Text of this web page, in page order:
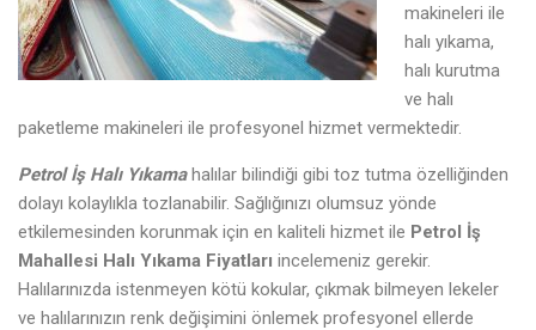
makineleri ile
halı yıkama,
halı kurutma
ve halı
paketleme makineleri ile profesyonel hizmet vermektedir.
Petrol İş Halı Yıkamahalılar bilindiği gibi toz tutma özelliğinden
dolayı kolaylıkla tozlanabilir. Sağlığınızı olumsuz yönde
etkilemesinden korunmak için en kaliteli hizmet ile Petrol İş
Mahallesi Halı Yıkama Fiyatları incelemeniz gerekir.
Halılarınızda istenmeyen kötü kokular, çıkmak bilmeyen lekeler
ve halılarınızın renk değişimini önlemek profesyonel ellerde